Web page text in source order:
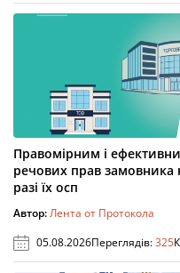
Правомірним і
речових прав замовника
разі їх осп
Автор:Лента от Протокола
05.08.2026Переглядів:325